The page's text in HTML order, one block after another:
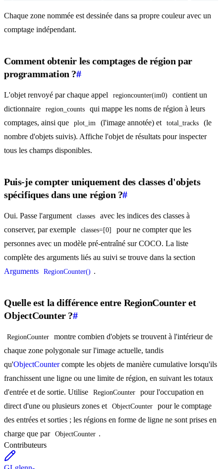
Chaque zone nommée est dessinée dans sa propre couleur avec un
comptage indépendant.
Comment obtenir les comptages de région par
programmation ?#
L'objet renvoyé par chaque appel regioncounter(im0)
contient un
dictionnaire
region_counts
qui mappe les noms de région à leurs
comptages, ainsi que
plot_im (l'image annotée) et total_tracks
(le
nombre d'objets suivis). Affiche l'objet de résultats pour inspecter
tous les champs disponibles.
Puis-je compter uniquement des classes d'objets
spécifiques dans une région ?#
Oui. Passe l'argument classes
avec les indices des classes à
conserver, par exemple
classes=[0]
pour ne compter que les
personnes avec un modèle pré-entraîné sur COCO. La liste
complète des arguments liés au suivi se trouve dans la section
Arguments
RegionCounter() .
Quelle est la différence entre RegionCounter et
ObjectCounter ?#
RegionCounter
montre combien d'objets se trouvent à l'intérieur de
chaque zone polygonale sur l'image actuelle, tandis
qu'ObjectCountercompte les objets de manière cumulative lorsqu'ils
franchissent une ligne ou une limite de région, en suivant les totaux
d'entrée et de sortie. Utilise
RegionCounter
pour l'occupation en
direct d'une ou plusieurs zones et
ObjectCounter
pour le comptage
des entrées et sorties ; les régions en forme de ligne ne sont prises en
charge que par ObjectCounter .
Contributeurs